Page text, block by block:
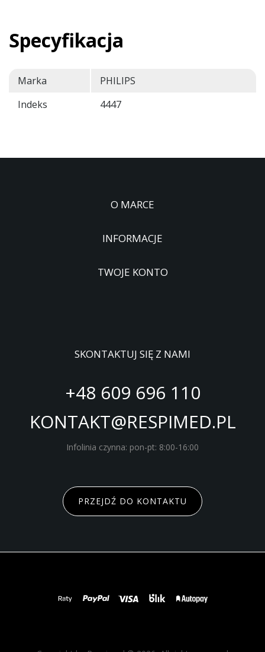
Specyfikacja
Marka
PHILIPS
Indeks
4447
O MARCE
INFORMACJE
TWOJE KONTO
SKONTAKTUJ SIĘ Z NAMI
+48 609 696 110
KONTAKT@RESPIMED.PL
Infolinia czynna: pon-pt: 8:00-16:00
PRZEJDŹ DO KONTAKTU